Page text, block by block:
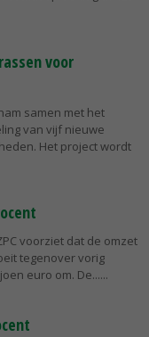
voor
samen met het
van vijf nieuwe
Het project wordt
voorziet dat de omzet
tegenover vorig
euro om. De...